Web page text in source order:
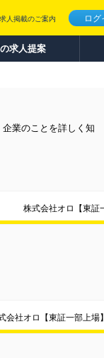
ログ
求人掲載のご案内
求人提案
業のことを詳しく知
株式会社オロ【東証
会社オロ【東証一部上場